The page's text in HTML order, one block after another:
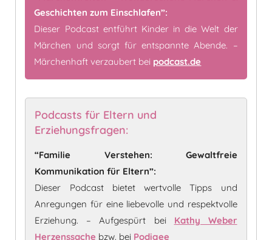
Geschichten zum Einschlafen”:
Dieser Podcast entführt Kinder in die Welt der
Märchen und sorgt für entspannte Abende. –
Märchenhaft verzaubert bei podcast.de
Podcasts für Eltern und
Erziehungsfragen:
“Familie Verstehen: Gewaltfreie
Kommunikation für Eltern”:
Dieser Podcast bietet wertvolle Tipps und
Anregungen für eine liebevolle und respektvolle
Erziehung. – Aufgespürt bei Kathy Weber
Herzenssache bzw. bei Podigee